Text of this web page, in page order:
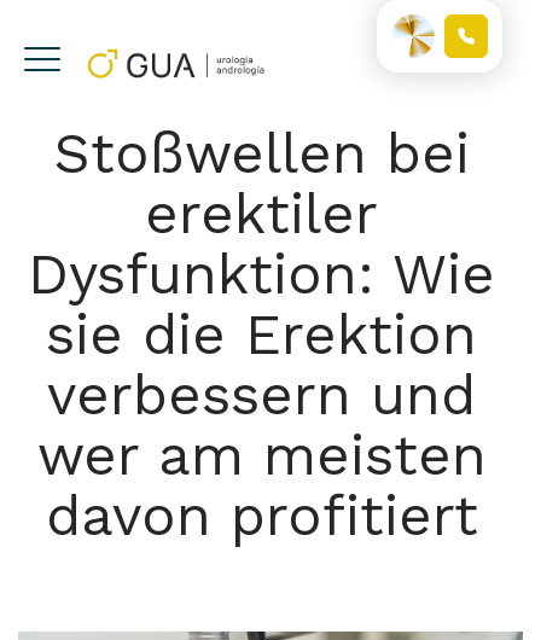
Stoßwellen bei
erektiler
Dysfunktion: Wie
sie die Erektion
verbessern und
wer am meisten
davon profitiert